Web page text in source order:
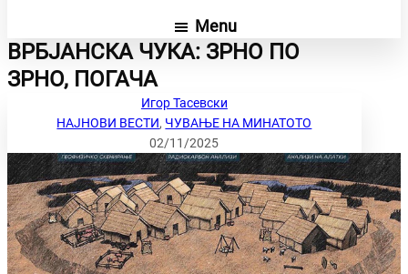
Menu
ВРБЈАНСКА ЧУКА: ЗРНО ПО
ЗРНО, ПОГАЧА
Игор Тасевски
НАЈНОВИ ВЕСТИ, ЧУВАЊЕ НА МИНАТОТО
02/11/2025